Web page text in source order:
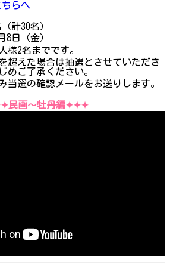
らへ
計30名）
8日（金）
様2名までです。
超えた場合は抽選とさせていただき
めご了承ください。
当選の確認メールをお送りします。
民画〜牡丹編✦✦✦